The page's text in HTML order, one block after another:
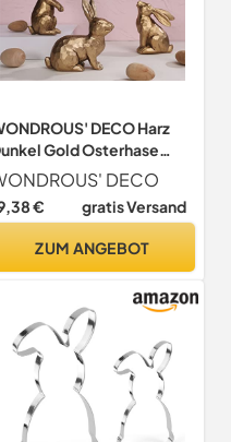
DECO Harz
Gold Osterhase
Klein Deko
Statue 3er Set
Osterhase Tisch
DECO
€ gratis Versand
ZUM ANGEBOT